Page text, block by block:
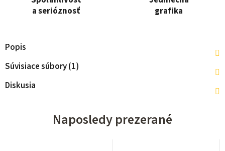
a serióznosť
grafika
Popis
Súvisiace súbory (1)
Diskusia
Naposledy prezerané